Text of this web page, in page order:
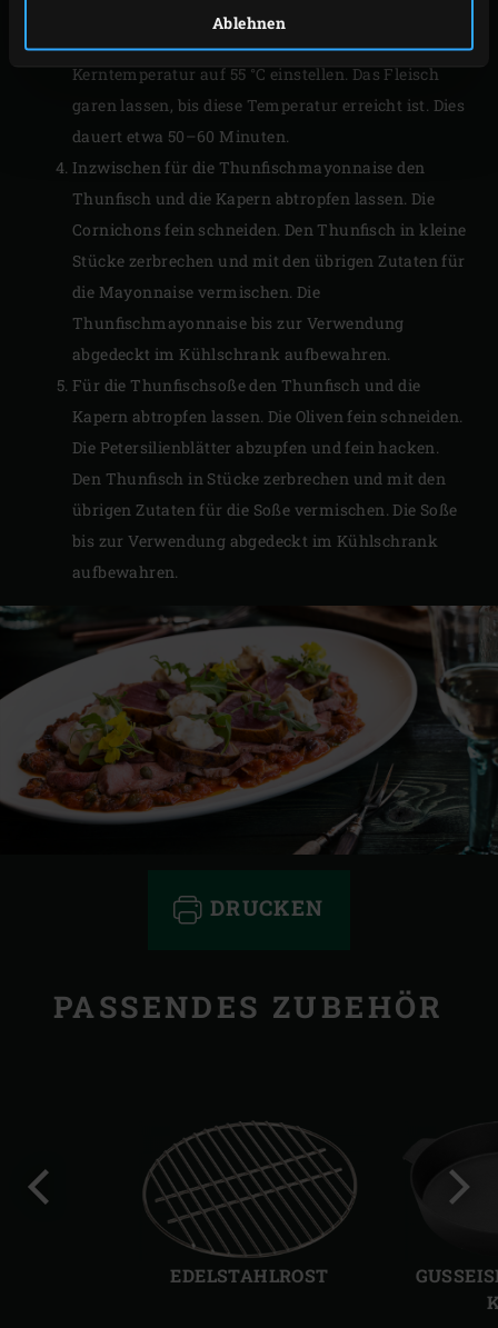
Ablehnen
Funkthermometersin die Mitte des Fleisches
stecken. Den Deckel des EGGs schließen und die
Kerntemperatur auf 55 °C einstellen. Das Fleisch
garen lassen, bis diese Temperatur erreicht ist. Dies
dauert etwa 50–60 Minuten.
Inzwischen für die Thunfischmayonnaise den
Thunfisch und die Kapern abtropfen lassen. Die
Cornichons fein schneiden. Den Thunfisch in kleine
Stücke zerbrechen und mit den übrigen Zutaten für
die Mayonnaise vermischen. Die
Thunfischmayonnaise bis zur Verwendung
abgedeckt im Kühlschrank aufbewahren.
Für die Thunfischsoße den Thunfisch und die
Kapern abtropfen lassen. Die Oliven fein schneiden.
Die Petersilienblätter abzupfen und fein hacken.
Den Thunfisch in Stücke zerbrechen und mit den
übrigen Zutaten für die Soße vermischen. Die Soße
bis zur Verwendung abgedeckt im Kühlschrank
aufbewahren.
DRUCKEN
PASSENDES ZUBEHÖR
EDELSTAHLROST